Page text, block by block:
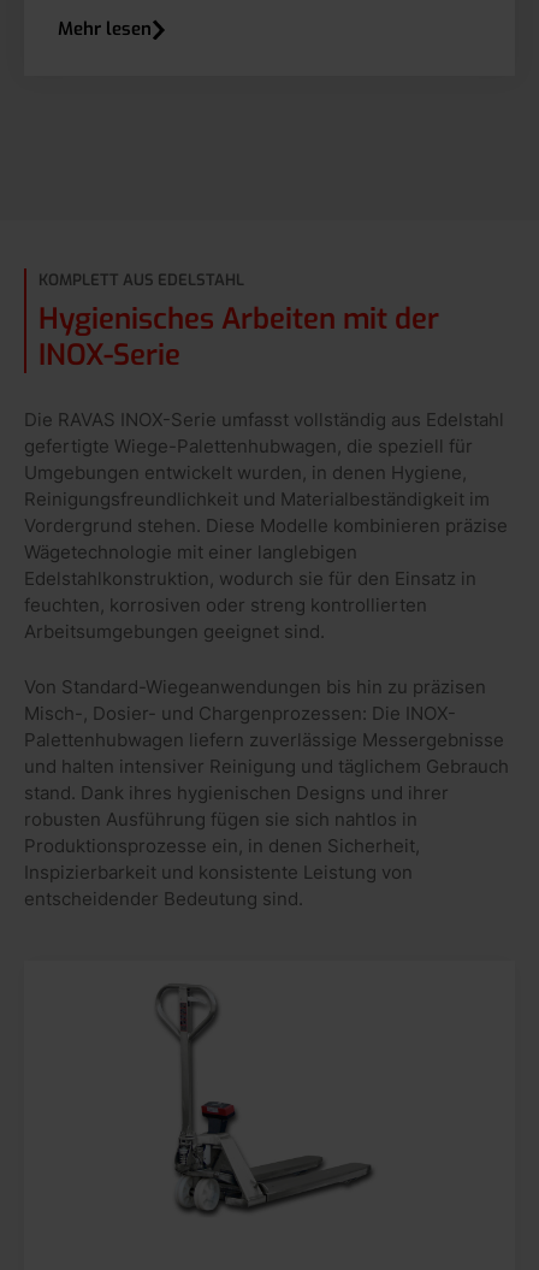
Mehr lesen
KOMPLETT AUS EDELSTAHL
Hygienisches Arbeiten mit der
INOX-Serie
Die RAVAS INOX-Serie umfasst vollständig aus Edelstahl
gefertigte Wiege-Palettenhubwagen, die speziell für
Umgebungen entwickelt wurden, in denen Hygiene,
Reinigungsfreundlichkeit und Materialbeständigkeit im
Vordergrund stehen. Diese Modelle kombinieren präzise
Wägetechnologie mit einer langlebigen
Edelstahlkonstruktion, wodurch sie für den Einsatz in
feuchten, korrosiven oder streng kontrollierten
Arbeitsumgebungen geeignet sind.
Von Standard-Wiegeanwendungen bis hin zu präzisen
Misch-, Dosier- und Chargenprozessen: Die INOX-
Palettenhubwagen liefern zuverlässige Messergebnisse
und halten intensiver Reinigung und täglichem Gebrauch
stand. Dank ihres hygienischen Designs und ihrer
robusten Ausführung fügen sie sich nahtlos in
Produktionsprozesse ein, in denen Sicherheit,
Inspizierbarkeit und konsistente Leistung von
entscheidender Bedeutung sind.